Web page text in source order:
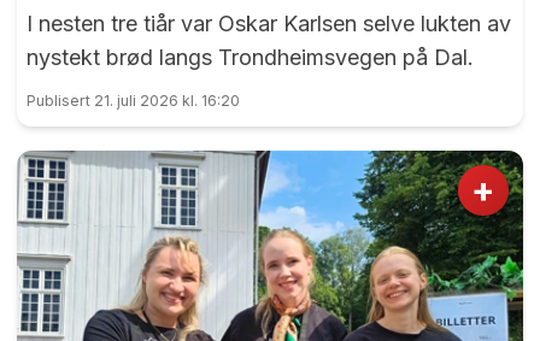
I nesten tre tiår var Oskar Karlsen selve lukten av
nystekt brød langs Trondheimsvegen på Dal.
Publisert 21. juli 2026 kl. 16:20
+